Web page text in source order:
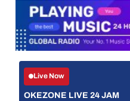
Live Now
OKEZONE LIVE 24 JAM